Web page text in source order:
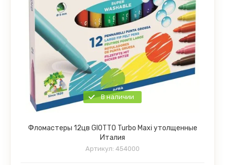
В наличии
Фломастеры 12цв GIOTTO Turbo Maxi утолщенные
Италия
Артикул: 454000